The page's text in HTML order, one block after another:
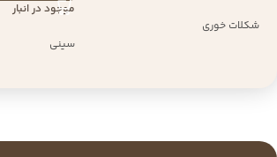
شکلات خوری
موجود در انبار
سینی